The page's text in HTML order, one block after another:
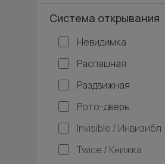
Система открывания
Невидимка
Распашная
Раздвижная
Рото-дверь
Invisible / Инвизибл
Twice / Книжка